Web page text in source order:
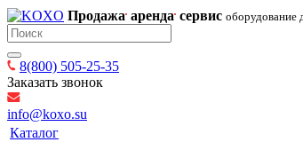
Продажа аренда сервис оборудование
8(800) 505-25-35
Заказать звонок
info@koxo.su
Каталог